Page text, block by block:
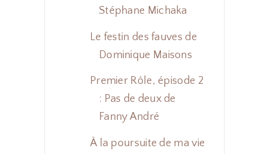
Stéphane Michaka
Le festin des fauves de
Dominique Maisons
Premier Rôle, épisode 2
: Pas de deux de
Fanny André
À la poursuite de ma vie